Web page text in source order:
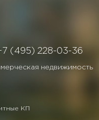
(495) 228-03-36
недвижимость
КП